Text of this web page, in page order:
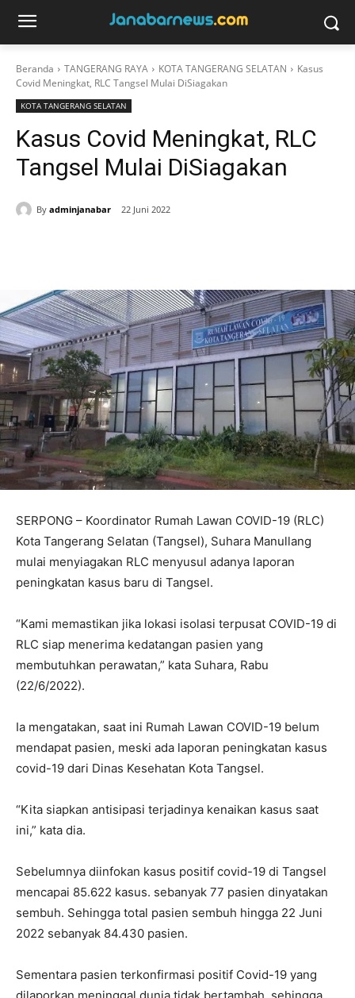
Beranda TANGERANG RAYA KOTA TANGERANG SELATAN
Kasus
Covid Meningkat, RLC Tangsel Mulai DiSiagakan
KOTA TANGERANG SELATAN
Kasus Covid Meningkat, RLC
Tangsel Mulai DiSiagakan
By adminjanabar 22 Juni 2022
SERPONG – Koordinator Rumah Lawan COVID-19 (RLC)
Kota Tangerang Selatan (Tangsel), Suhara Manullang
mulai menyiagakan RLC menyusul adanya laporan
peningkatan kasus baru di Tangsel.
“Kami memastikan jika lokasi isolasi terpusat COVID-19 di
RLC siap menerima kedatangan pasien yang
membutuhkan perawatan,” kata Suhara, Rabu
(22/6/2022).
Ia mengatakan, saat ini Rumah Lawan COVID-19 belum
mendapat pasien, meski ada laporan peningkatan kasus
covid-19 dari Dinas Kesehatan Kota Tangsel.
“Kita siapkan antisipasi terjadinya kenaikan kasus saat
ini,” kata dia.
Sebelumnya diinfokan kasus positif covid-19 di Tangsel
mencapai 85.622 kasus. sebanyak 77 pasien dinyatakan
sembuh. Sehingga total pasien sembuh hingga 22 Juni
2022 sebanyak 84.430 pasien.
Sementara pasien terkonfirmasi positif Covid-19 yang